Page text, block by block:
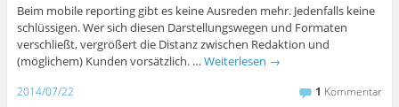
Beim mobile reporting gibt es keine Ausreden mehr. Jedenfalls keine
schlüssigen. Wer sich diesen Darstellungswegen und Formaten
verschließt, vergrößert die Distanz zwischen Redaktion und
(möglichem) Kunden vorsätzlich. … Weiterlesen →
2014/07/22 1 Kommentar